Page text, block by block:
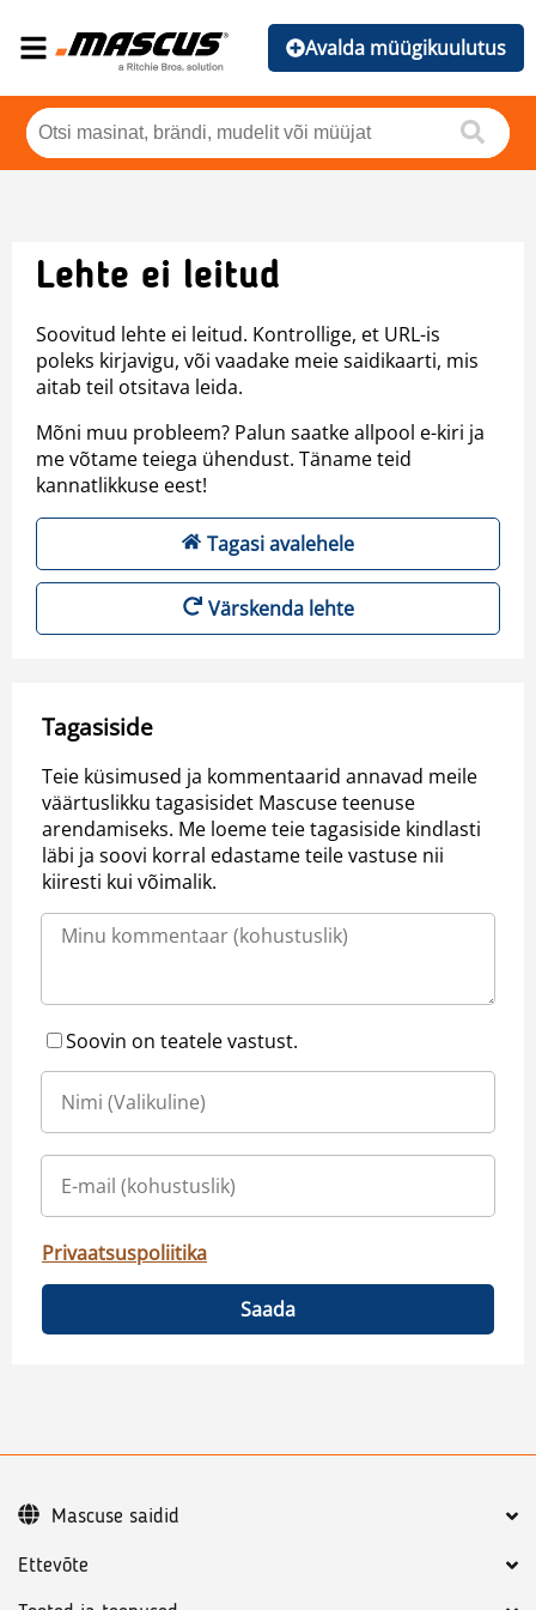
Avalda müügikuulutus
Lehte ei leitud
Soovitud lehte ei leitud. Kontrollige, et URL-is
poleks kirjavigu, või vaadake meie saidikaarti, mis
aitab teil otsitava leida.
Mõni muu probleem? Palun saatke allpool e-kiri ja
me võtame teiega ühendust. Täname teid
kannatlikkuse eest!
Tagasi avalehele
Värskenda lehte
Tagasiside
Teie küsimused ja kommentaarid annavad meile
väärtuslikku tagasisidet Mascuse teenuse
arendamiseks. Me loeme teie tagasiside kindlasti
läbi ja soovi korral edastame teile vastuse nii
kiiresti kui võimalik.
Soovin on teatele vastust.
Privaatsuspoliitika
Saada
Ettevõte
Mascuse saidid